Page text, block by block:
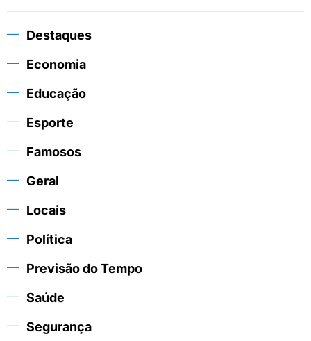
Destaques
Economia
Educação
Esporte
Famosos
Geral
Locais
Política
Previsão do Tempo
Saúde
Segurança